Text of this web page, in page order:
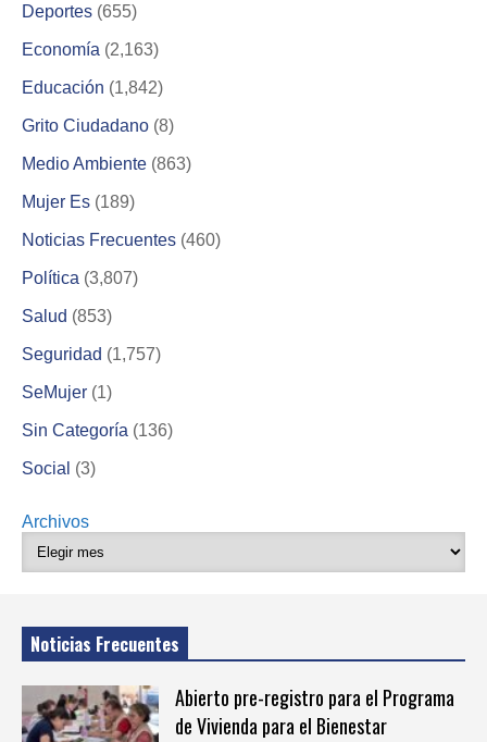
Deportes (655)
Economía (2,163)
Educación (1,842)
Grito Ciudadano (8)
Medio Ambiente (863)
Mujer Es (189)
Noticias Frecuentes (460)
Política (3,807)
Salud (853)
Seguridad (1,757)
SeMujer (1)
Sin Categoría (136)
Social (3)
Archivos
Noticias Frecuentes
Abierto pre-registro para el Programa
de Vivienda para el Bienestar